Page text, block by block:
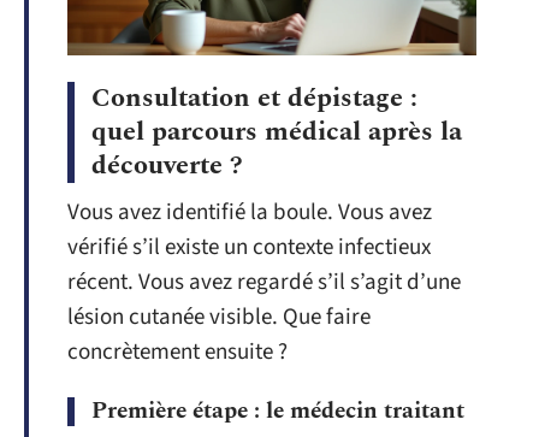
Consultation et dépistage :
quel parcours médical après la
découverte ?
Vous avez identifié la boule. Vous avez
vérifié s’il existe un contexte infectieux
récent. Vous avez regardé s’il s’agit d’une
lésion cutanée visible. Que faire
concrètement ensuite ?
Première étape : le médecin traitant